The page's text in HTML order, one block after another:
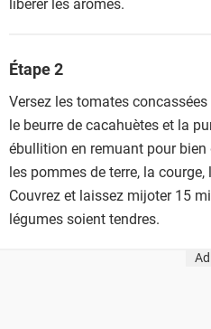
Étape 2
Versez les tomates
le beurre de cacahuètes et la
ébullition en remuant pour
les pommes de terre, la
Couvrez et laissez mijoter 15
légumes soient tendres.
Ad